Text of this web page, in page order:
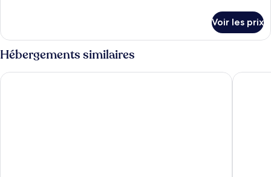
chambre :
Quadruple
Room
le
type
de
chambre
Quadruple
Voir les prix
Hébergements similaires
Shakespeare Hotel